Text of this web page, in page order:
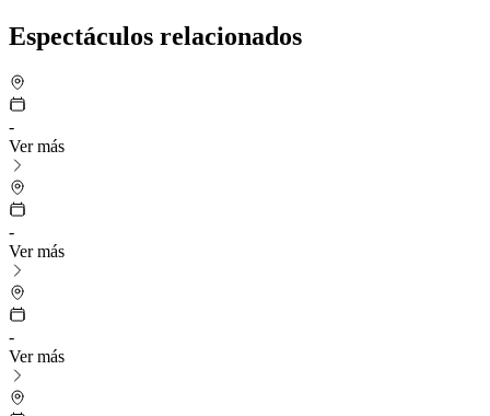
Espectáculos relacionados
-
Ver más
-
Ver más
-
Ver más